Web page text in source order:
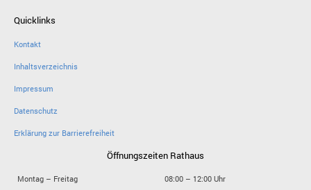
Quicklinks
Kontakt
Inhaltsverzeichnis
Impressum
Datenschutz
Erklärung zur Barrierefreiheit
Öffnungszeiten Rathaus
Montag – Freitag
08:00 – 12:00 Uhr